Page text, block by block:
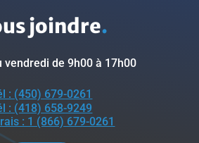
joindre.
vendredi de 9h00 à 17h00
: (450) 679-0261
: (418) 658-9249
: 1 (866) 679-0261